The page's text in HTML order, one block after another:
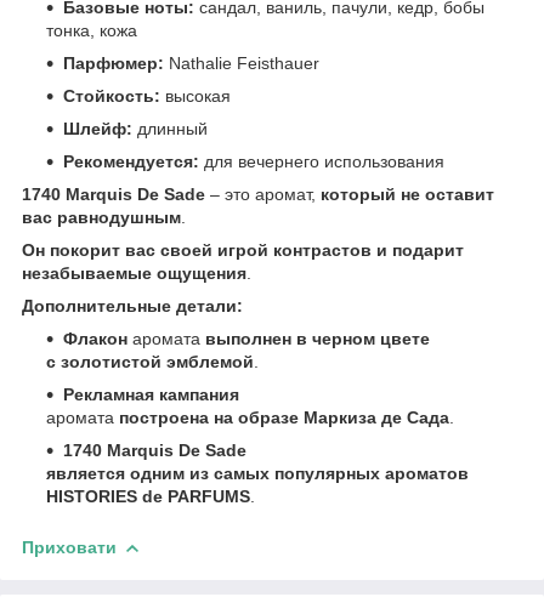
Базовые ноты: сандал, ваниль, пачули, кедр, бобы
тонка, кожа
Парфюмер: Nathalie Feisthauer
Стойкость: высокая
Шлейф: длинный
Рекомендуется: для вечернего использования
1740 Marquis De Sade – это аромат, который не оставит
вас равнодушным
Он покорит вас своей игрой контрастов и подарит
незабываемые ощущения
Дополнительные детали:
Флакон аромата выполнен в черном цвете
с золотистой эмблемой
Рекламная кампания
аромата построена на образе Маркиза де Сада
1740 Marquis De Sade
является одним из самых популярных ароматов
HISTORIES de PARFUMS
Приховати